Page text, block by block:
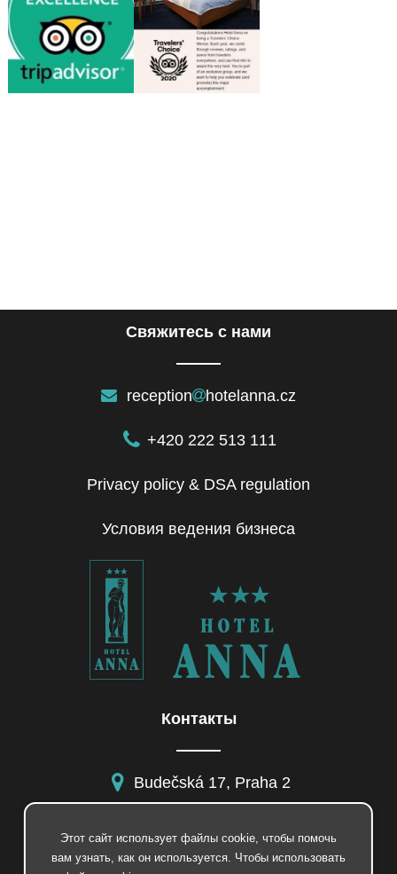
Cвяжитесь с нами
reception hotelanna.cz
+420 222 513 111
Privacy policy & DSA regulation
Условия ведения бизнеса
Контакты
Budečská 17, Praha 2
Этот сайт использует файлы cookie, чтобы помочь
вам узнать, как он используется. Чтобы использовать